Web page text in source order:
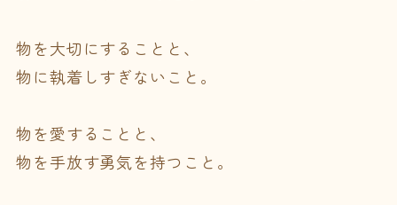
物を大切にすることと、
物に執着しすぎないこと。
物を愛することと、
物を手放す勇気を持つこと。